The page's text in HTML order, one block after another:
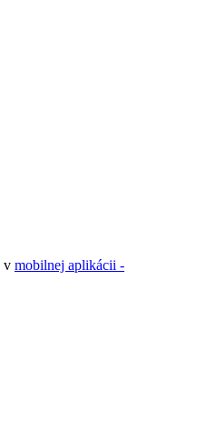
v mobilnej aplikácii -